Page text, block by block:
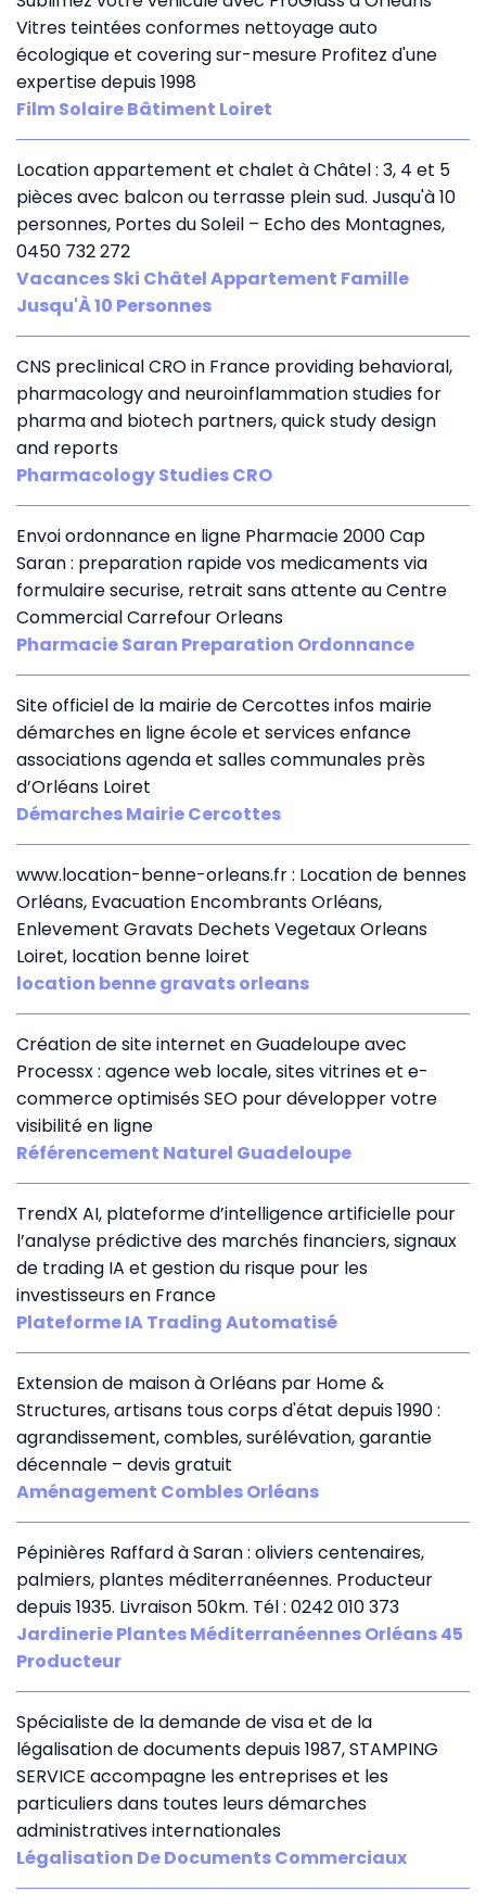
Vitres teintées conformes nettoyage auto
écologique et covering sur-mesure Profitez d'une
expertise depuis 1998
Film Solaire Bâtiment Loiret
Location appartement et chalet à Châtel : 3, 4 et 5
pièces avec balcon ou terrasse plein sud. Jusqu'à 10
personnes, Portes du Soleil – Echo des Montagnes,
0450 732 272
Vacances Ski Châtel Appartement Famille
Jusqu'À 10 Personnes
CNS preclinical CRO in France providing behavioral,
pharmacology and neuroinflammation studies for
pharma and biotech partners, quick study design
and reports
Pharmacology Studies CRO
Envoi ordonnance en ligne Pharmacie 2000 Cap
Saran : preparation rapide vos medicaments via
formulaire securise, retrait sans attente au Centre
Commercial Carrefour Orleans
Pharmacie Saran Preparation Ordonnance
Site officiel de la mairie de Cercottes infos mairie
démarches en ligne école et services enfance
associations agenda et salles communales près
d’Orléans Loiret
Démarches Mairie Cercottes
www.location-benne-orleans.fr : Location de bennes
Orléans, Evacuation Encombrants Orléans,
Enlevement Gravats Dechets Vegetaux Orleans
Loiret, location benne loiret
location benne gravats orleans
Création de site internet en Guadeloupe avec
Processx : agence web locale, sites vitrines et e-
commerce optimisés SEO pour développer votre
visibilité en ligne
Référencement Naturel Guadeloupe
TrendX AI, plateforme d’intelligence artificielle pour
l’analyse prédictive des marchés financiers, signaux
de trading IA et gestion du risque pour les
investisseurs en France
Plateforme IA Trading Automatisé
Extension de maison à Orléans par Home &
Structures, artisans tous corps d'état depuis 1990 :
agrandissement, combles, surélévation, garantie
décennale – devis gratuit
Aménagement Combles Orléans
Pépinières Raffard à Saran : oliviers centenaires,
palmiers, plantes méditerranéennes. Producteur
depuis 1935. Livraison 50km. Tél : 0242 010 373
Jardinerie Plantes Méditerranéennes Orléans 45
Producteur
Spécialiste de la demande de visa et de la
légalisation de documents depuis 1987, STAMPING
SERVICE accompagne les entreprises et les
particuliers dans toutes leurs démarches
administratives internationales
Légalisation De Documents Commerciaux